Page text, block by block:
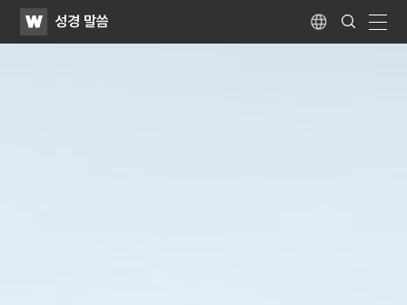
WATV성경 말씀 Language
Search
Submit